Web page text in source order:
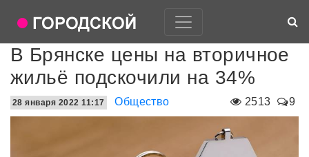
В Брянске цены на вторичное
жильё подскочили на 34%
2513 9
28 января 2022 11:17 Общество